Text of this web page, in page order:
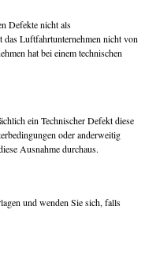
Defekte nicht als
Luftfahrtunternehmen nicht von
hat bei einem technischen
ein Technischer Defekt diese
oder anderweitig
Ausnahme durchaus.
und wenden Sie sich, falls